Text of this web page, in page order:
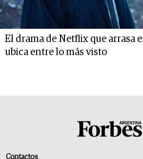
El drama de Netflix que arrasa
ubica entre lo más visto
Contactos